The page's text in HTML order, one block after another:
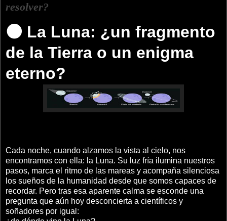
resolver?
🌑 La Luna: ¿un fragmento
de la Tierra o un enigma
eterno?
Cada noche, cuando alzamos la vista al cielo, nos
encontramos con ella: la Luna. Su luz fría ilumina nuestros
pasos, marca el ritmo de las mareas y acompaña silenciosa
los sueños de la humanidad desde que somos capaces de
recordar. Pero tras esa aparente calma se esconde una
pregunta que aún hoy desconcierta a científicos y
soñadores por igual: